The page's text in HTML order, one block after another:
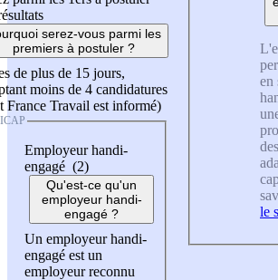
serez-vous parmi les
premiers à postuler ?
de plus de 15 jours,
moins de 4 candidatures
France Travail est informé)
Employeur handi-
engagé (2)
Qu'est-ce qu'un
employeur handi-
engagé ?
Un employeur handi-
engagé est un
employeur reconnu
en
le